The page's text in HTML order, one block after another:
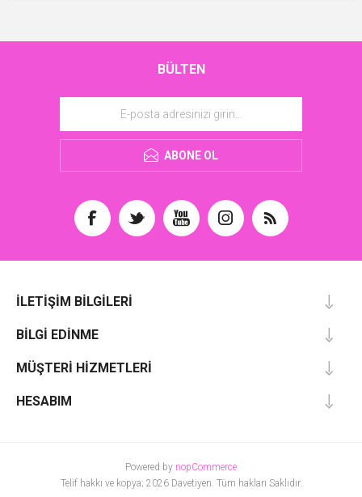
BÜLTEN
ABONE OL
İLETIŞIM BILGILERI
BILGI EDINME
MÜŞTERI HIZMETLERI
HESABIM
Powered by nopCommerce
Telif hakkı ve kopya; 2026 Davetiyen. Tüm hakları Saklıdır.